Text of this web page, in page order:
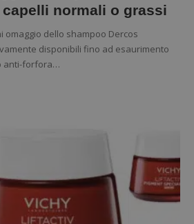
normali o grassi
omaggio dello shampoo Dercos
disponibili fino ad esaurimento
anti-forfora…